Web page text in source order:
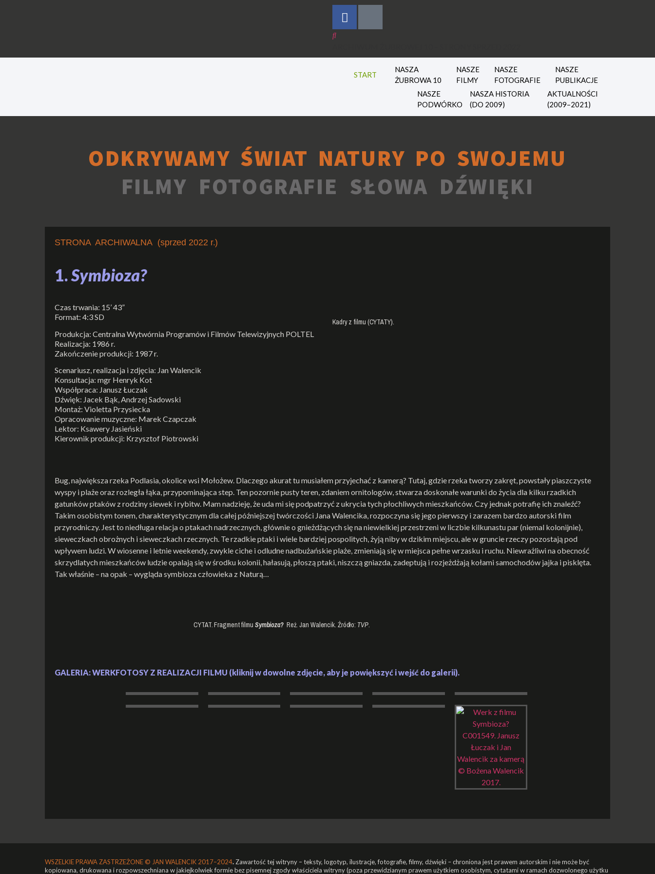
START
NASZA
ŻUBROWA 10
NASZE
FILMY
NASZE
FOTOGRAFIE
NASZE
PUBLIKACJE
NASZE
PODWÓRKO
NASZA HISTORIA
(DO 2009)
AKTUALNOŚCI
(2009–2021)
ODKRYWAMY ŚWIAT NATURY PO SWOJEMU
FILMY FOTOGRAFIE SŁOWA DŹWIĘKI
STRONA ARCHIWALNA (sprzed 2022 r.)
1.Symbioza?
Czas trwania: 15’ 43”
Format: 4:3 SD
Produkcja: Centralna Wytwórnia Programów i Filmów Telewizyjnych POLTEL
Realizacja: 1986 r.
Zakończenie produkcji: 1987 r.
Scenariusz, realizacja i zdjęcia: Jan Walencik
Konsultacja: mgr Henryk Kot
Współpraca: Janusz Łuczak
Dźwięk: Jacek Bąk, Andrzej Sadowski
Montaż: Violetta Przysiecka
Opracowanie muzyczne: Marek Czapczak
Lektor: Ksawery Jasieński
Kierownik produkcji: Krzysztof Piotrowski
Kadry z filmu (CYTATY).
Bug, największa rzeka Podlasia, okolice wsi Mołożew. Dlaczego akurat tu musiałem przyjechać z kamerą? Tutaj, gdzie rzeka tworzy zakręt, powstały piaszczyste
wyspy i plaże oraz rozległa łąka, przypominająca step. Ten pozornie pusty teren, zdaniem ornitologów, stwarza doskonałe warunki do życia dla kilku rzadkich
gatunków ptaków z rodziny siewek i rybitw. Mam nadzieję, że uda mi się podpatrzyć z ukrycia tych płochliwych mieszkańców. Czy jednak potrafię ich znaleźć?
Takim osobistym tonem, charakterystycznym dla całej późniejszej twórczości Jana Walencika, rozpoczyna się jego pierwszy i zarazem bardzo autorski film
przyrodniczy. Jest to niedługa relacja o ptakach nadrzecznych, głównie o gnieżdżących się na niewielkiej przestrzeni w liczbie kilkunastu par (niemal kolonijnie),
sieweczkach obrożnych i sieweczkach rzecznych. Te rzadkie ptaki i wiele bardziej pospolitych, żyją niby w dzikim miejscu, ale w gruncie rzeczy pozostają pod
wpływem ludzi. W wiosenne i letnie weekendy, zwykle ciche i odludne nadbużańskie plaże, zmieniają się w miejsca pełne wrzasku i ruchu. Niewrażliwi na obecność
skrzydlatych mieszkańców ludzie opalają się w środku kolonii, hałasują, płoszą ptaki, niszczą gniazda, zadeptują i rozjeżdżają kołami samochodów jajka i pisklęta.
Tak właśnie – na opak – wygląda symbioza człowieka z Naturą…
CYTAT. Fragment filmu Symbioza?Reż. Jan Walencik. Źródło: TVP.
GALERIA: WERKFOTOSY Z REALIZACJI FILMU (kliknij w dowolne zdjęcie, aby je powiększyć i wejść do galerii).
WSZELKIE PRAWA ZASTRZEŻONE © JAN WALENCIK 2017–2024. Zawartość tej witryny – teksty, logotyp, ilustracje, fotografie, filmy, dźwięki – chroniona jest prawem autorskim i nie może być
kopiowana, drukowana i rozpowszechniana w jakiejkolwiek formie bez pisemnej zgody właściciela witryny (poza przewidzianym prawem użytkiem osobistym, cytatami w ramach dozwolonego użytku